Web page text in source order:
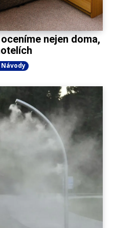
nejen doma,
Návody